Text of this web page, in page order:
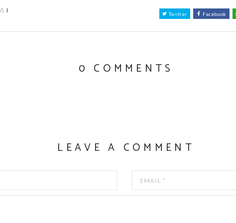
| Twitter Facebook
0 COMMENTS
LEAVE A COMMENT